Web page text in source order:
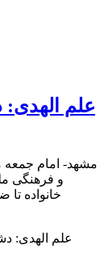
علم الهدی:
مشهد- امام
و فرهنگی
خانواده